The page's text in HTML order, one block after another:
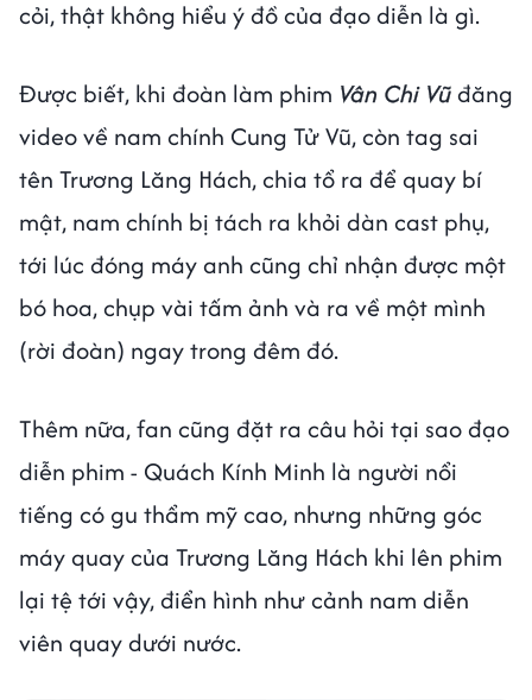
cỏi, thật không hiểu ý đồ của đạo diễn là gì.
Được biết, khi đoàn làm phim Vân Chi Vũđăng
video về nam chính Cung Tử Vũ, còn tag sai
tên Trương Lăng Hách, chia tổ ra để quay bí
mật, nam chính bị tách ra khỏi dàn cast phụ,
tới lúc đóng máy anh cũng chỉ nhận được một
bó hoa, chụp vài tấm ảnh và ra về một mình
(rời đoàn) ngay trong đêm đó.
Thêm nữa, fan cũng đặt ra câu hỏi tại sao đạo
diễn phim - Quách Kính Minh là người nổi
tiếng có gu thẩm mỹ cao, nhưng những góc
máy quay của Trương Lăng Hách khi lên phim
lại tệ tới vậy, điển hình như cảnh nam diễn
viên quay dưới nước.